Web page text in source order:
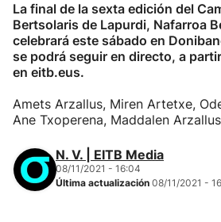
Eguraldia
La final de la sexta edición del
Bertsolaris de Lapurdi, Nafarroa
celebrará este sábado en
se podrá seguir en directo, a
en eitb.eus.
Amets Arzallus, Miren Artetxe,
Ane Txoperena, Maddalen
N. V. | EITB Media
08/11/2021 - 16:04
Última actualización 08/11/2021 -